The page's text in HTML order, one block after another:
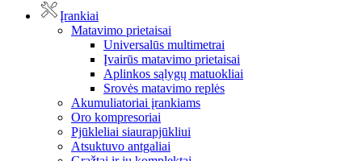
Įrankiai
Matavimo prietaisai
Universalūs multimetrai
Įvairūs matavimo prietaisai
Aplinkos sąlygų matuokliai
Srovės matavimo replės
Akumuliatoriai įrankiams
Oro kompresoriai
Pjūkleliai siaurapjūkliui
Atsuktuvo antgaliai